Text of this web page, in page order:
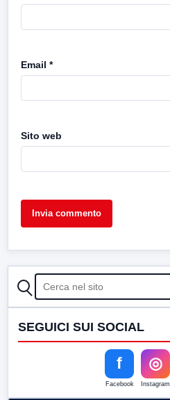
Email *
Sito web
CERCA
SEGUICI SUI SOCIAL
f
Facebook
◎
Instagram